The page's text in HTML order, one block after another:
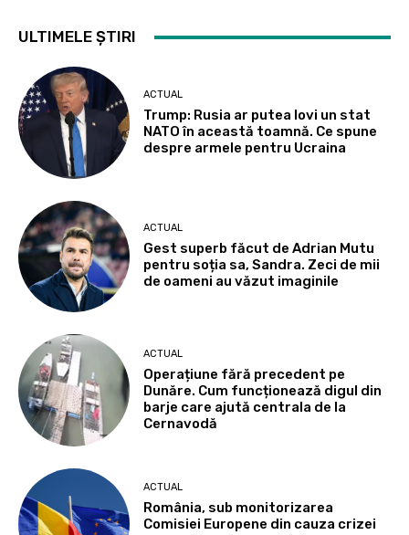
ULTIMELE ȘTIRI
ACTUAL
Trump: Rusia ar putea lovi un stat
NATO în această toamnă. Ce spune
despre armele pentru Ucraina
ACTUAL
Gest superb făcut de Adrian Mutu
pentru soția sa, Sandra. Zeci de mii
de oameni au văzut imaginile
ACTUAL
Operațiune fără precedent pe
Dunăre. Cum funcționează digul din
barje care ajută centrala de la
Cernavodă
ACTUAL
România, sub monitorizarea
Comisiei Europene din cauza crizei